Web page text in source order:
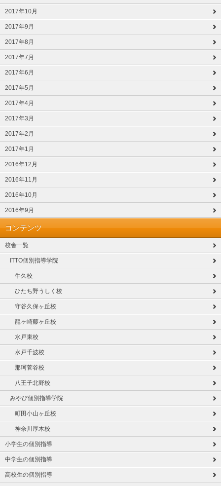
2017年10月
2017年9月
2017年8月
2017年7月
2017年6月
2017年5月
2017年4月
2017年3月
2017年2月
2017年1月
2016年12月
2016年11月
2016年10月
2016年9月
コンテンツ
校舎一覧
ITTO個別指導学院
牛久校
ひたち野うしく校
守谷久保ヶ丘校
龍ヶ崎藤ヶ丘校
水戸東校
水戸千波校
那珂菅谷校
八王子北野校
みやび個別指導学院
町田小山ヶ丘校
神奈川厚木校
小学生の個別指導
中学生の個別指導
高校生の個別指導